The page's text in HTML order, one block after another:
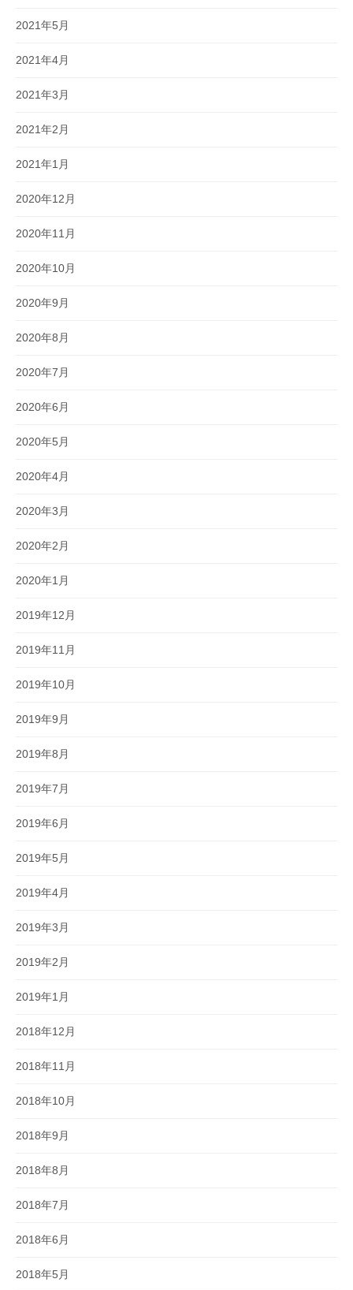
2021年5月
2021年4月
2021年3月
2021年2月
2021年1月
2020年12月
2020年11月
2020年10月
2020年9月
2020年8月
2020年7月
2020年6月
2020年5月
2020年4月
2020年3月
2020年2月
2020年1月
2019年12月
2019年11月
2019年10月
2019年9月
2019年8月
2019年7月
2019年6月
2019年5月
2019年4月
2019年3月
2019年2月
2019年1月
2018年12月
2018年11月
2018年10月
2018年9月
2018年8月
2018年7月
2018年6月
2018年5月